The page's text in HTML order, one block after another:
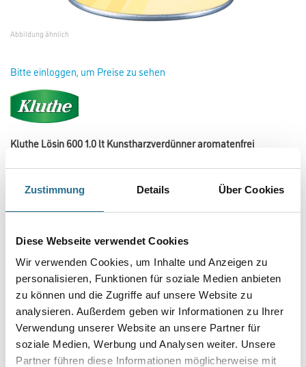
Zustimmung Details Über Cookies
Diese Webseite verwendet Cookies
Wir verwenden Cookies, um Inhalte und Anzeigen zu
personalisieren, Funktionen für soziale Medien anbieten
zu können und die Zugriffe auf unsere Website zu
analysieren. Außerdem geben wir Informationen zu Ihrer
Verwendung unserer Website an unsere Partner für
soziale Medien, Werbung und Analysen weiter. Unsere
Partner führen diese Informationen möglicherweise mit
Abbildung ähnlich
Bitte einloggen, um Preise zu sehen
Kluthe Lösin 600 1,0 lt Kunstharzverdünner aromatenfrei
Hochwertige aromatenfreie Verdünner für aromatenfreie Lacksysteme.
Gebinde
Umrechnungsfaktoren